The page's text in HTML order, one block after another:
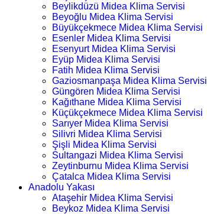
Beylikdüzü Midea Klima Servisi
Beyoğlu Midea Klima Servisi
Büyükçekmece Midea Klima Servisi
Esenler Midea Klima Servisi
Esenyurt Midea Klima Servisi
Eyüp Midea Klima Servisi
Fatih Midea Klima Servisi
Gaziosmanpaşa Midea Klima Servisi
Güngören Midea Klima Servisi
Kağıthane Midea Klima Servisi
Küçükçekmece Midea Klima Servisi
Sarıyer Midea Klima Servisi
Silivri Midea Klima Servisi
Şişli Midea Klima Servisi
Sultangazi Midea Klima Servisi
Zeytinburnu Midea Klima Servisi
Çatalca Midea Klima Servisi
Anadolu Yakası
Ataşehir Midea Klima Servisi
Beykoz Midea Klima Servisi